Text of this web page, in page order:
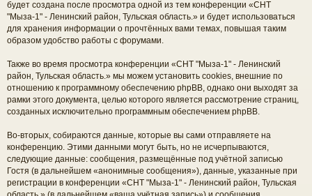
будет создана после просмотра одной из тем конференции «СНТ
"Мыза-1" - Ленинский район, Тульская область.» и будет использоваться
для хранения информации о прочтённых вами темах, повышая таким
образом удобство работы с форумами.
Также во время просмотра конференции «СНТ "Мыза-1" - Ленинский
район, Тульская область.» мы можем установить cookies, внешние по
отношению к программному обеспечению phpBB, однако они выходят за
рамки этого документа, целью которого является рассмотрение страниц,
созданных исключительно программным обеспечением phpBB.
Во-вторых, собираются данные, которые вы сами отправляете на
конференцию. Этими данными могут быть, но не исчерпываются,
следующие данные: сообщения, размещённые под учётной записью
Гостя (в дальнейшем «анонимные сообщения»), данные, указанные при
регистрации в конференции «СНТ "Мыза-1" - Ленинский район, Тульская